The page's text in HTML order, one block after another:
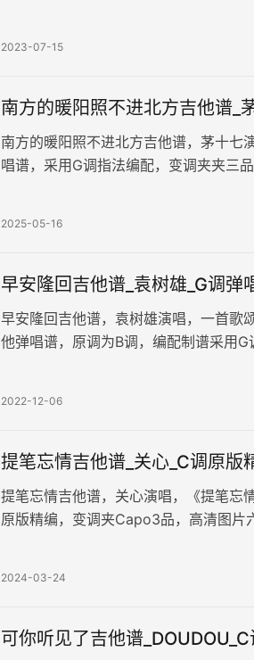
2023-07-15
南方的暖阳照不进北方吉他谱_
南方的暖阳照不进北方吉他谱，茅十七
唱谱，采用G调指法编配，变调夹夹三
2025-05-16
早安隆回吉他谱_袁树雄_G调弹
早安隆回吉他谱，袁树雄演唱，一首歌
他弹唱谱，原调为B调，编配制谱采用
2022-12-06
提笔忘情吉他谱_关心_C调原版
提笔忘情吉他谱，关心演唱，《提笔忘
原版精编，变调夹Capo3品，高清图片
2024-03-24
可你听见了吉他谱